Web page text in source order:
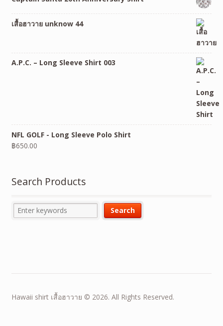
เสื้อฮาวาย unknow 44
A.P.C. – Long Sleeve Shirt 003
NFL GOLF - Long Sleeve Polo Shirt
฿650.00
Search Products
Hawaii shirt เสื้อฮาวาย © 2026. All Rights Reserved.